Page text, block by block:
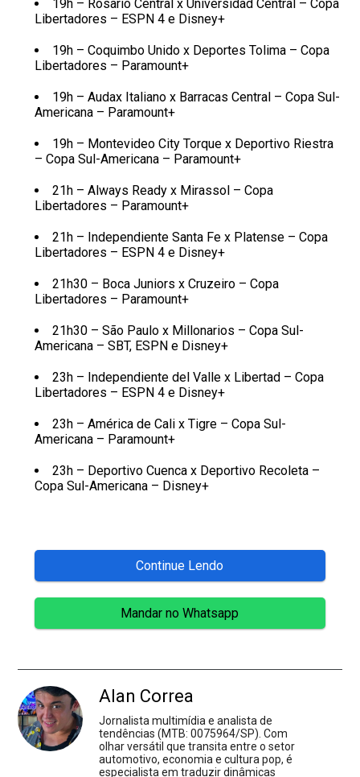
19h – Rosario Central x Universidad Central – Copa
Libertadores – ESPN 4 e Disney+
19h – Coquimbo Unido x Deportes Tolima – Copa
Libertadores – Paramount+
19h – Audax Italiano x Barracas Central – Copa Sul-
Americana – Paramount+
19h – Montevideo City Torque x Deportivo Riestra
– Copa Sul-Americana – Paramount+
21h – Always Ready x Mirassol – Copa
Libertadores – Paramount+
21h – Independiente Santa Fe x Platense – Copa
Libertadores – ESPN 4 e Disney+
21h30 – Boca Juniors x Cruzeiro – Copa
Libertadores – Paramount+
21h30 – São Paulo x Millonarios – Copa Sul-
Americana – SBT, ESPN e Disney+
23h – Independiente del Valle x Libertad – Copa
Libertadores – ESPN 4 e Disney+
23h – América de Cali x Tigre – Copa Sul-
Americana – Paramount+
23h – Deportivo Cuenca x Deportivo Recoleta –
Copa Sul-Americana – Disney+
Continue Lendo
Mandar no Whatsapp
Alan Correa
Jornalista multimídia e analista de
tendências (MTB: 0075964/SP). Com
olhar versátil que transita entre o setor
automotivo, economia e cultura pop, é
especialista em traduzir dinâmicas